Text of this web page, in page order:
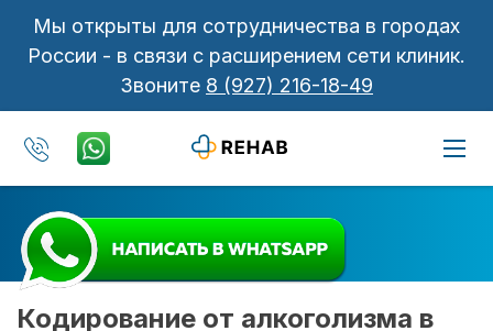
Мы открыты для сотрудничества в городах
России - в связи с расширением сети клиник.
Звоните 8 (927) 216-18-49
Кодирование от алкоголизма в